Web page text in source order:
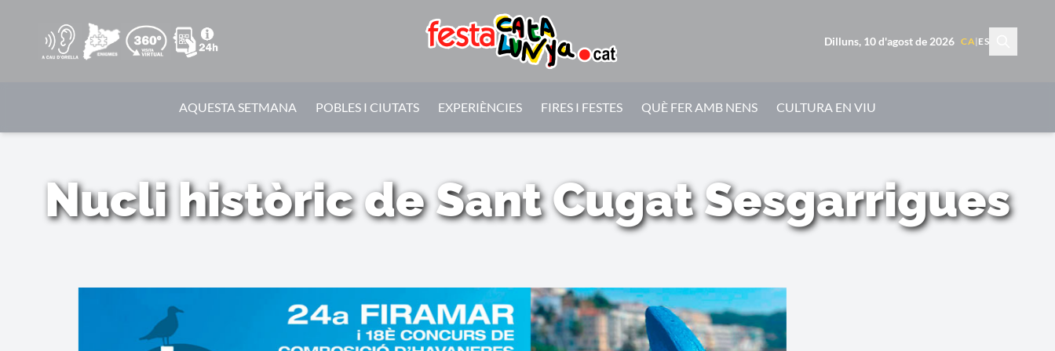
Dilluns, 10 d'agost de 2026 CA| ES
AQUESTA SETMANA POBLES I CIUTATS EXPERIÈNCIES FIRES I FESTES QUÈ FER AMB NENS CULTURA EN VIU
Nucli històric de Sant Cugat Sesgarrigues